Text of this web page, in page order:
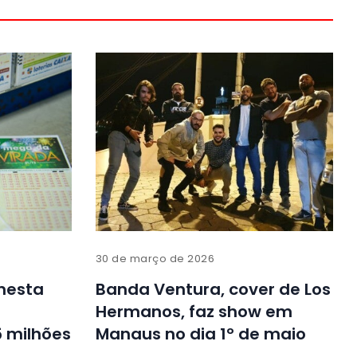
milhões
30 de março de 2026
Banda Ventura, cover de Los
Hermanos, faz show em
Manaus no dia 1º de maio